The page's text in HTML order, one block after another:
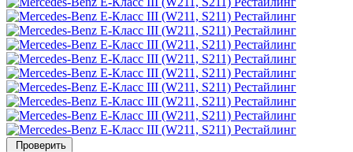
Проверить